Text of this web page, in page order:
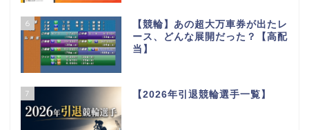
6
【競輪】あの超大万車券が出たレ
ース、どんな展開だった？【高配
当】
7 【2026年引退競輪選手一覧】